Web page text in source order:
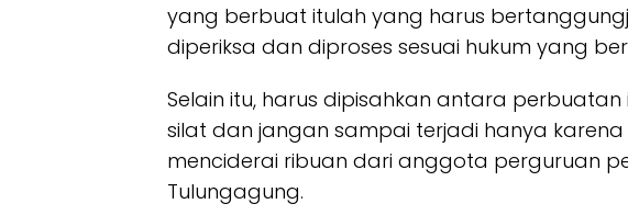
yang berbuat itulah yang harus
diperiksa dan diproses sesuai hukum yang
Selain itu, harus dipisahkan antara
silat dan jangan sampai terjadi hanya karena
menciderai ribuan dari anggota perguruan
Tulungagung.